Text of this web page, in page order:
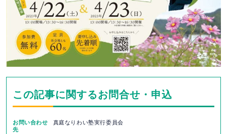
この記事に関するお問合せ・申込
お問い合わせ
先
真庭なりわい塾実行委員会